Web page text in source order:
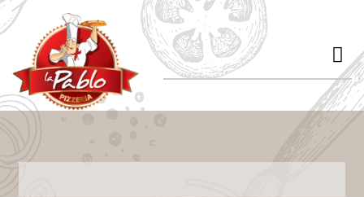
Oferta